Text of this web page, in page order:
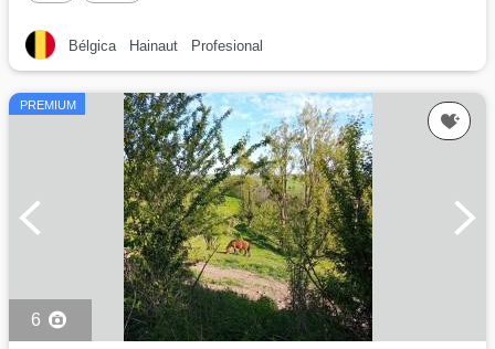
Bélgica Hainaut Profesional
PREMIUM
6